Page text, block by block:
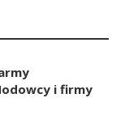
i firmy